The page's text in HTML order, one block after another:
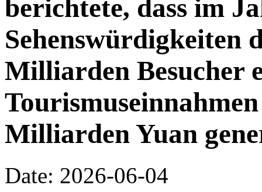
berichtete, dass im
Sehenswürdigkeiten
Milliarden Besucher
Milliarden Yuan
Date: 2026-06-04